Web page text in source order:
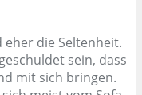
eher die Seltenheit.
sein, dass
mit sich bringen.